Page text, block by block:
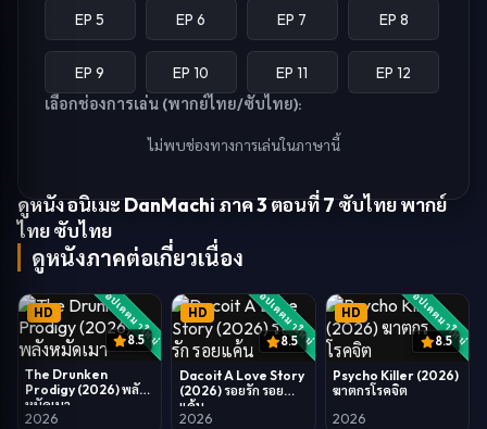
EP 5 EP 6 EP 7 EP 8
EP 9 EP 10 EP 11
EP 12
เลือกช่องการเล่น (พากย์ไทย/ซับไทย):
ไม่พบช่องทางการเล่นในภาษานี้
ดูหนังอนิเมะ DanMachi ภาค 3 ตอนที่ 7 ซับไทยพากย์
ไทย ซับไทย
ดูหนังภาคต่อเกี่ยวเนื่อง
อัปเดตมาใหม่
HD
8.5
The Drunken
Prodigy (2026) พลัง
หมัดเมา
2026
อัปเดตมาใหม่
HD
8.5
Dacoit A Love Story
(2026) รอยรัก รอย
แค้น
2026
อัปเดตมาใหม่
HD
8.5
Psycho Killer (2026)
ฆาตกรโรคจิต
2026